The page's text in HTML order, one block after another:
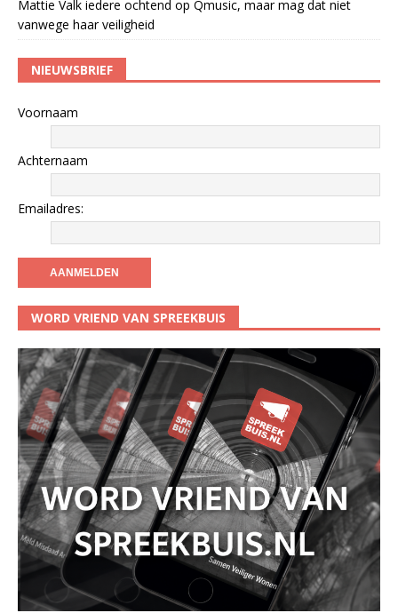
Mattie Valk iedere ochtend op Qmusic, maar mag dat niet
vanwege haar veiligheid
NIEUWSBRIEF
Voornaam
Achternaam
Emailadres:
WORD VRIEND VAN SPREEKBUIS